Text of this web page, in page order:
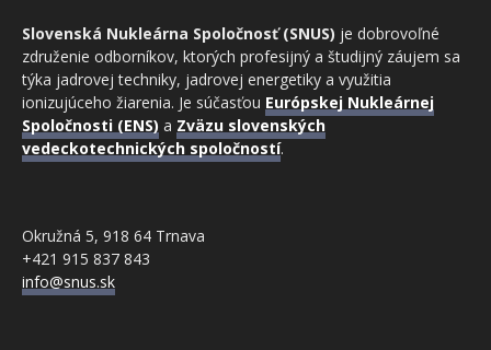
Slovenská Nukleárna Spoločnosť (SNUS) je dobrovoľné
združenie odborníkov, ktorých profesijný a študijný záujem sa
týka jadrovej techniky, jadrovej energetiky a využitia
ionizujúceho žiarenia. Je súčasťou Európskej Nukleárnej
Spoločnosti (ENS) a Zväzu slovenských
vedeckotechnických spoločností.
Okružná 5, 918 64 Trnava
+421 915 837 843
info@snus.sk